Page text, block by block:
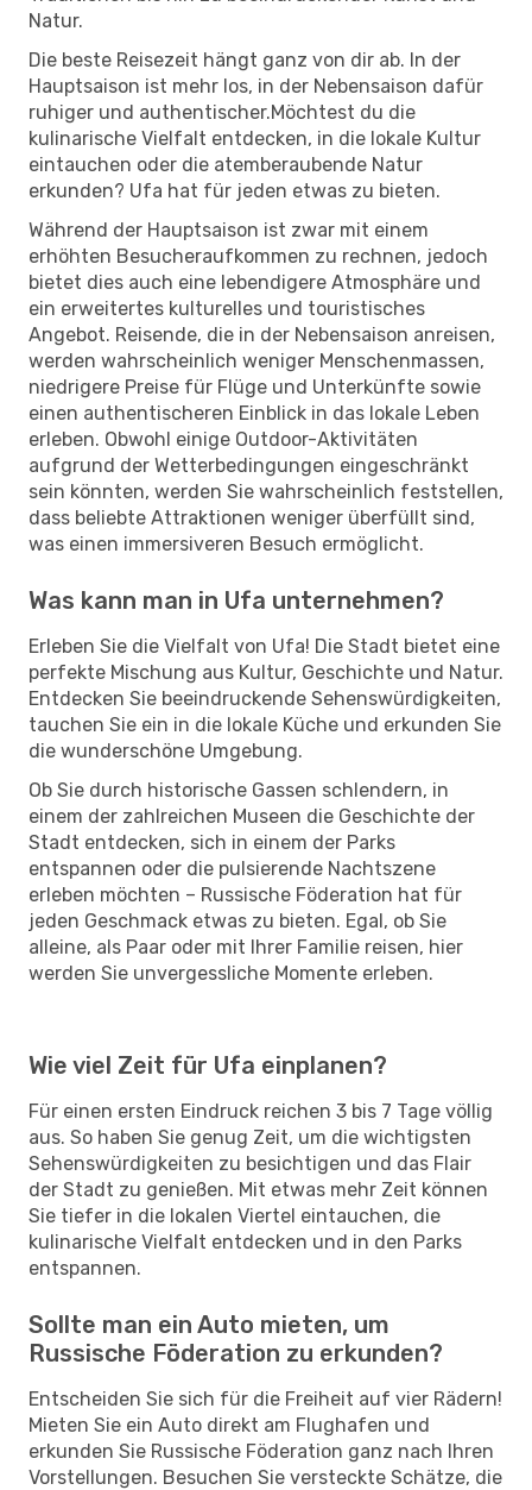
Natur.
Die beste Reisezeit hängt ganz von dir ab. In der
Hauptsaison ist mehr los, in der Nebensaison dafür
ruhiger und authentischer.Möchtest du die
kulinarische Vielfalt entdecken, in die lokale Kultur
eintauchen oder die atemberaubende Natur
erkunden? Ufa hat für jeden etwas zu bieten.
Während der Hauptsaison ist zwar mit einem
erhöhten Besucheraufkommen zu rechnen, jedoch
bietet dies auch eine lebendigere Atmosphäre und
ein erweitertes kulturelles und touristisches
Angebot. Reisende, die in der Nebensaison anreisen,
werden wahrscheinlich weniger Menschenmassen,
niedrigere Preise für Flüge und Unterkünfte sowie
einen authentischeren Einblick in das lokale Leben
erleben. Obwohl einige Outdoor-Aktivitäten
aufgrund der Wetterbedingungen eingeschränkt
sein könnten, werden Sie wahrscheinlich feststellen,
dass beliebte Attraktionen weniger überfüllt sind,
was einen immersiveren Besuch ermöglicht.
Was kann man in Ufa unternehmen?
Erleben Sie die Vielfalt von Ufa! Die Stadt bietet eine
perfekte Mischung aus Kultur, Geschichte und Natur.
Entdecken Sie beeindruckende Sehenswürdigkeiten,
tauchen Sie ein in die lokale Küche und erkunden Sie
die wunderschöne Umgebung.
Ob Sie durch historische Gassen schlendern, in
einem der zahlreichen Museen die Geschichte der
Stadt entdecken, sich in einem der Parks
entspannen oder die pulsierende Nachtszene
erleben möchten – Russische Föderation hat für
jeden Geschmack etwas zu bieten. Egal, ob Sie
alleine, als Paar oder mit Ihrer Familie reisen, hier
werden Sie unvergessliche Momente erleben.
Wie viel Zeit für Ufa einplanen?
Für einen ersten Eindruck reichen 3 bis 7 Tage völlig
aus. So haben Sie genug Zeit, um die wichtigsten
Sehenswürdigkeiten zu besichtigen und das Flair
der Stadt zu genießen. Mit etwas mehr Zeit können
Sie tiefer in die lokalen Viertel eintauchen, die
kulinarische Vielfalt entdecken und in den Parks
entspannen.
Sollte man ein Auto mieten, um
Russische Föderation zu erkunden?
Entscheiden Sie sich für die Freiheit auf vier Rädern!
Mieten Sie ein Auto direkt am Flughafen und
erkunden Sie Russische Föderation ganz nach Ihren
Vorstellungen. Besuchen Sie versteckte Schätze, die